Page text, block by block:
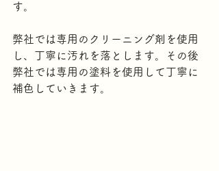
す。
弊社では専用のクリーニング剤を使用
し、丁寧に汚れを落とします。その後
弊社では専用の塗料を使用して丁寧に
補色していきます。